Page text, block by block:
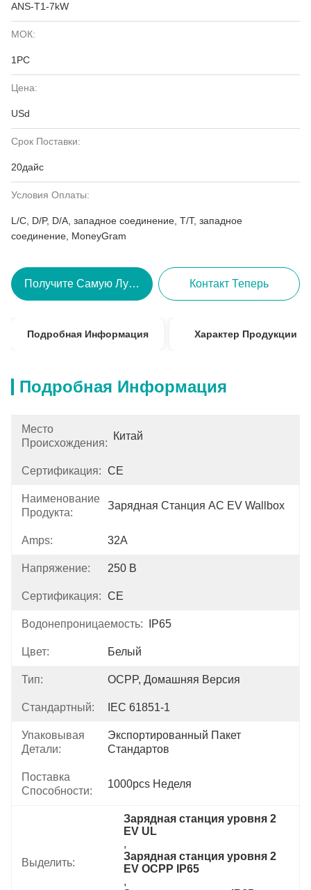
ANS-T1-7kW
МОК:
1PC
Цена:
USd
Срок Поставки:
20дайс
Условия Оплаты:
L/C, D/P, D/A, западное соединение, T/T, западное
соединение, MoneyGram
Получите Самую Лучшую Цену Контакт Теперь
Подробная Информация Характер Продукции
Подробная Информация
Место
Происхождения:
Китай
Сертификация: CE
Наименование
Продукта:
Зарядная Станция AC EV Wallbox
Amps: 32А
Напряжение: 250 В
Сертификация: CE
Водонепроницаемость: IP65
Цвет: Белый
Тип: OCPP, Домашняя Версия
Стандартный: IEC 61851-1
Упаковывая
Детали:
Экспортированный Пакет
Стандартов
Поставка
Способности:
1000pcs Неделя
Выделить:
Зарядная станция уровня 2
EV UL
,
Зарядная станция уровня 2
EV OCPP IP65
,